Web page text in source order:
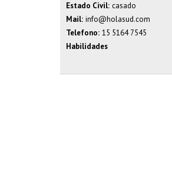
Estado Civil: casado
Mail: info@holasud.com
Telefono: 15 5164 7545
Habilidades